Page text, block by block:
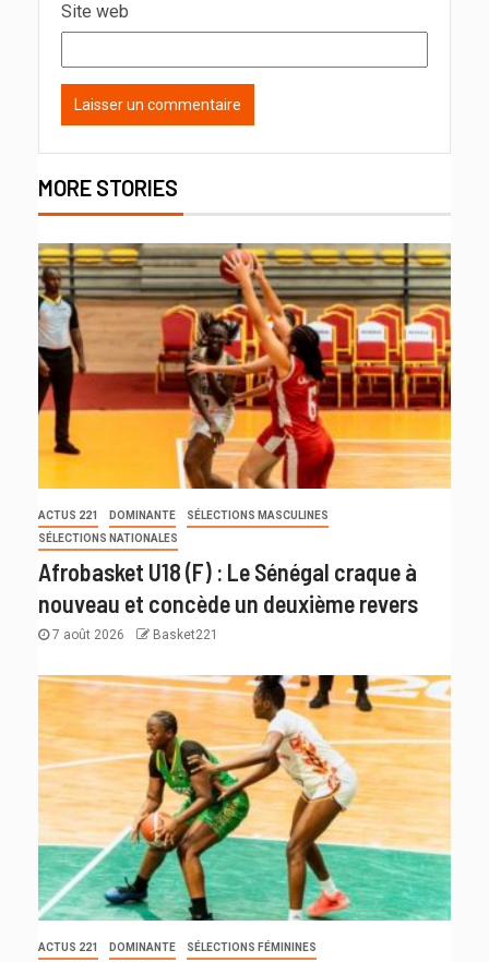
Site web
MORE STORIES
ACTUS 221 DOMINANTE
SÉLECTIONS MASCULINES
SÉLECTIONS NATIONALES
Afrobasket U18 (F) : Le Sénégal craque à
nouveau et concède un deuxième revers
7 août 2026 Basket221
ACTUS 221 DOMINANTE
SÉLECTIONS FÉMININES